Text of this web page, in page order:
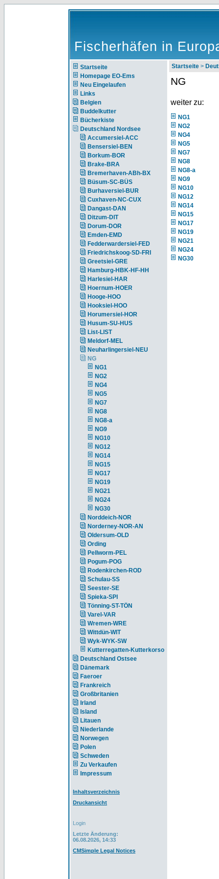
Fischerhäfen in
Startseite
Homepage EO-Ems
Neu Eingelaufen
Links
Belgien
Buddelkutter
Bücherkiste
Deutschland Nordsee
Accumersiel-ACC
Bensersiel-BEN
Borkum-BOR
Brake-BRA
Bremerhaven-ABh-BX
Büsum-SC-BÜS
Burhaversiel-BUR
Cuxhaven-NC-CUX
Dangast-DAN
Ditzum-DIT
Dorum-DOR
Emden-EMD
Fedderwardersiel-FED
Friedrichskoog-SD-FRI
Greetsiel-GRE
Hamburg-HBK-HF-HH
Harlesiel-HAR
Hoernum-HOER
Hooge-HOO
Hooksiel-HOO
Horumersiel-HOR
Husum-SU-HUS
List-LIST
Meldorf-MEL
Neuharlingersiel-NEU
NG
NG1
NG2
NG4
NG5
NG7
NG8
NG8-a
NG9
NG10
NG12
NG14
NG15
NG17
NG19
NG21
NG24
NG30
Norddeich-NOR
Norderney-NOR-AN
Oldersum-OLD
Ording
Pellworm-PEL
Pogum-POG
Rodenkirchen-ROD
Schulau-SS
Seester-SE
Spieka-SPI
Tönning-ST-TÖN
Varel-VAR
Wremen-WRE
Wittdün-WIT
Wyk-WYK-SW
Kutterregatten-Kutterkorso
Deutschland Ostsee
Dänemark
Faeroer
Frankreich
Großbritanien
Irland
Island
Litauen
Niederlande
Norwegen
Polen
Schweden
Zu Verkaufen
Impressum
Inhaltsverzeichnis
Druckansicht
Login
Letzte Änderung:
06.08.2026, 14:33
CMSimple Legal Notices
Startseite >
NG
weiter zu:
NG1
NG2
NG4
NG5
NG7
NG8
NG8-a
NG9
NG10
NG12
NG14
NG15
NG17
NG19
NG21
NG24
NG30